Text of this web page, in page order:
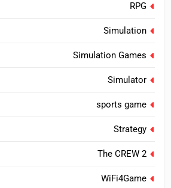
RPG
Simulation
Simulation Games
Simulator
sports game
Strategy
The CREW 2
WiFi4Game